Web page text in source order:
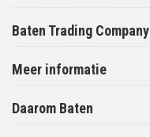
Baten Trading Company
Meer informatie
Daarom Baten